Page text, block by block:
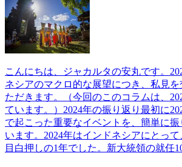
こんにちは、ジャカルタの安丸です。
ネシアのマクロ的な展望につき、私見
ただきます。（今回のこのコラムは、
ています。）2024年の振り返り最初に
で起こった重要なイベントを、簡単に
います。2024年はインドネシアにとっ
目白押しの1年でした。新大統領の就任